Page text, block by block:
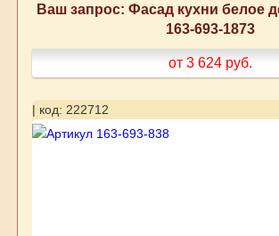
Ваш запрос: Фасад кухни белое
163-693-1873
от 3 624 руб.
| код: 222712